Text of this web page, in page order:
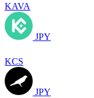
KAVA
JPY
KCS
JPY